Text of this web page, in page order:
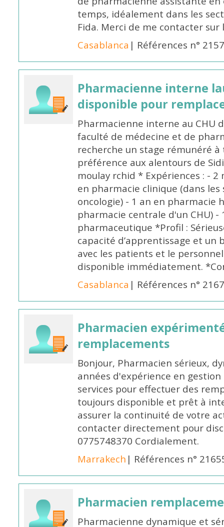
temps, idéalement dans les
Fida. Merci de me contacter sur
Casablanca | Références n°
Pharmacienne interne
disponible pour
Pharmacienne interne au CHU
faculté de médecine et de
recherche un stage rémunéré
préférence aux alentours de
moulay rchid * Expériences : -
en pharmacie clinique (dans les
oncologie) - 1 an en pharmacie
pharmacie centrale d'un CHU)
pharmaceutique *Profil :
capacité d’apprentissage et un
avec les patients et le
disponible immédiatement.
Casablanca | Références n°
Pharmacien
remplacements
Bonjour, Pharmacien sérieux,
années d'expérience en
services pour effectuer des
toujours disponible et prêt à
assurer la continuité de votre
contacter directement pour
0775748370 Cordialement.
Marrakech | Références n°
Pharmacien
Pharmacienne dynamique et